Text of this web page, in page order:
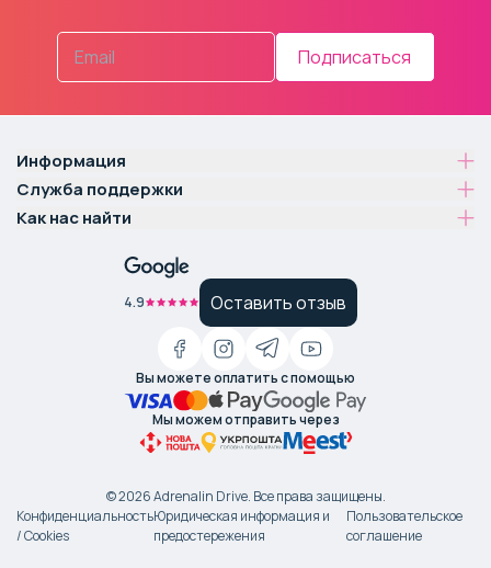
Подписаться
Информация
Служба поддержки
Как нас найти
4.9 Оставить отзыв
Вы можете оплатить с помощью
Мы можем отправить через
©2026Adrenalin Drive. Все права защищены.
Конфиденциальность
/ Cookies
Юридическая информация и
предостережения
Пользовательское
соглашение